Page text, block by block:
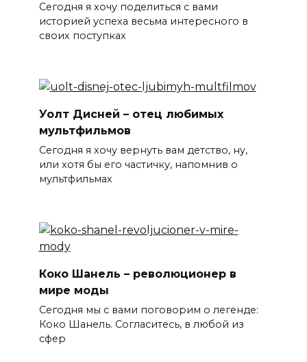
Сегодня я хочу поделиться с вами
историей успеха весьма интересного в
своих поступках
Уолт Дисней – отец любимых
мультфильмов
Сегодня я хочу вернуть вам детство, ну,
или хотя бы его частичку, напомнив о
мультфильмах
Коко Шанель – революционер в
мире моды
Сегодня мы с вами поговорим о легенде:
Коко Шанель. Согласитесь, в любой из
сфер